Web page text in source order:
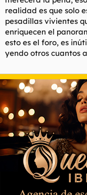
realidad es que solo
pesadillas vivientes
enriquecen el
esto es el foro, es
yendo otros cuantos